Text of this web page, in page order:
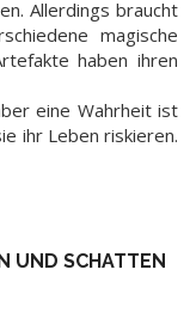
Allerdings braucht
magische
haben ihren
eine Wahrheit ist
ihr Leben riskieren.
UND SCHATTEN